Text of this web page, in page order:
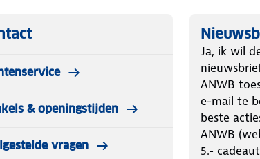
& openingstijden
vragen
Ja, ik wil
ANWB
e-mail te
beste
ANWB
5.-